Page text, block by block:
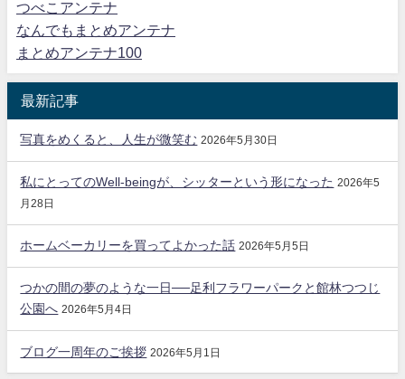
つべこアンテナ
なんでもまとめアンテナ
まとめアンテナ100
最新記事
写真をめくると、人生が微笑む 2026年5月30日
私にとってのWell-beingが、シッターという形になった 2026年5
月28日
ホームベーカリーを買ってよかった話 2026年5月5日
つかの間の夢のような一日──足利フラワーパークと館林つつじ
公園へ 2026年5月4日
ブログ一周年のご挨拶 2026年5月1日